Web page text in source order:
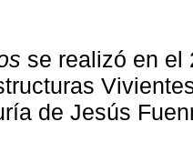
se realizó en el
de Jesús